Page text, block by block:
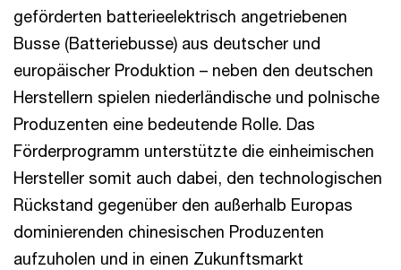
geförderten batterieelektrisch angetriebenen
Busse (Batteriebusse) aus deutscher und
europäischer Produktion – neben den deutschen
Herstellern spielen niederländische und polnische
Produzenten eine bedeutende Rolle. Das
Förderprogramm unterstützte die einheimischen
Hersteller somit auch dabei, den technologischen
Rückstand gegenüber den außerhalb Europas
dominierenden chinesischen Produzenten
aufzuholen und in einen Zukunftsmarkt